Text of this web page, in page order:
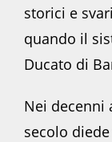
storici e
quando il
Ducato di
Nei decenni
secolo diede